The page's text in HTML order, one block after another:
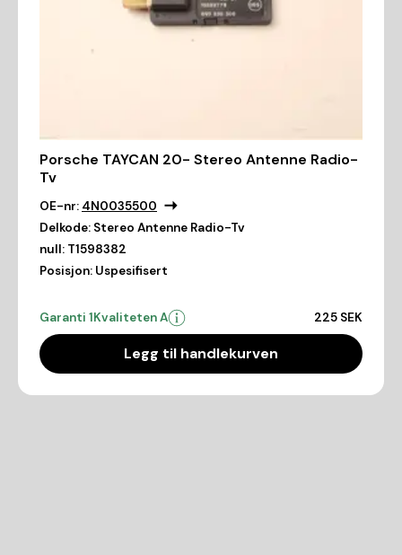
Porsche TAYCAN 20- Stereo Antenne Radio-
Tv
OE-nr: 4N0035500
Delkode: Stereo Antenne Radio-Tv
null: T1598382
Posisjon: Uspesifisert
Garanti 1Kvaliteten A 225 SEK
Legg til handlekurven